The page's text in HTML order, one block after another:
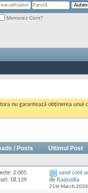
Memorez Cont?
nu garantează obținerea unui
/ Posts
Ultimul Post
2.005
18.139
vand cont
de Rapsodia
21st March